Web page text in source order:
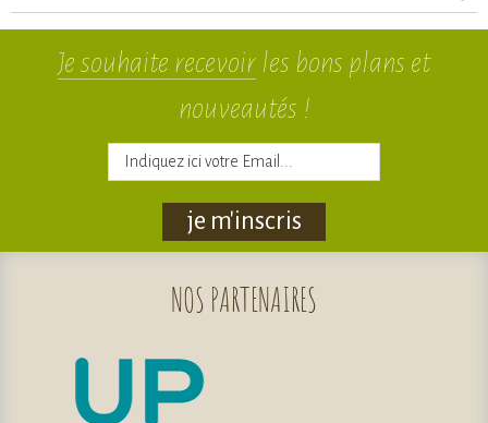
Je souhaite recevoirles bons plans et
nouveautés !
je m'inscris
NOS PARTENAIRES